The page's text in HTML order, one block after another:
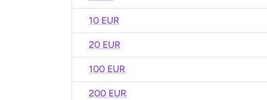
10 EUR
20 EUR
100 EUR
200 EUR